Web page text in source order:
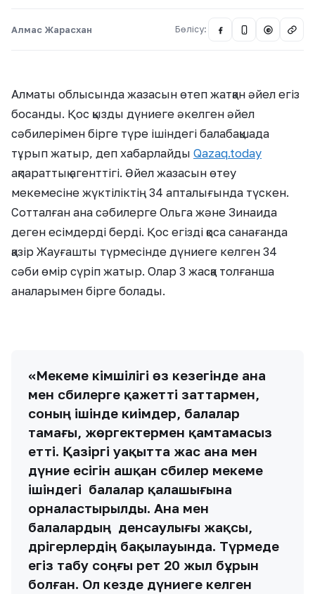
Алмас Жарасхан Бөлісу: @
Алматы облысында жазасын өтеп жатқан әйел егіз
босанды. Қос қызды дүниеге әкелген әйел
сәбилерімен бірге түре ішіндегі балабақшада
тұрып жатыр, деп хабарлайды Qazaq.today
ақпараттық агенттігі. Әйел жазасын өтеу
мекемесіне жүктіліктің 34 апталығында түскен.
Сотталған ана сәбилерге Ольга және Зинаида
деген есімдерді берді. Қос егізді қоса санағанда
қазір Жауғашты түрмесінде дүниеге келген 34
сәби өмір сүріп жатыр. Олар 3 жасқа толғанша
аналарымен бірге болады.
«Мекеме әкімшілігі өз кезегінде ана
мен сәбилерге қажетті заттармен,
соның ішінде киімдер, балалар
тамағы, жөргектермен қамтамасыз
етті. Қазіргі уақытта жас ана мен
дүние есігін ашқан сәбилер мекеме
ішіндегі балалар қалашығына
орналастырылды. Ана мен
балалардың денсаулығы жақсы,
дәрігерлердің бақылауында. Түрмеде
егіз табу соңғы рет 20 жыл бұрын
болған. Ол кезде дүниеге келген